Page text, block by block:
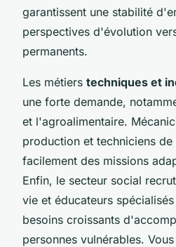
garantissent une stabilité
perspectives d'évolution
permanents.
Les métiers techniques et
une forte demande,
et l'agroalimentaire.
production et techniciens
facilement des missions
Enfin, le secteur social
vie et éducateurs
besoins croissants
personnes vulnérables.